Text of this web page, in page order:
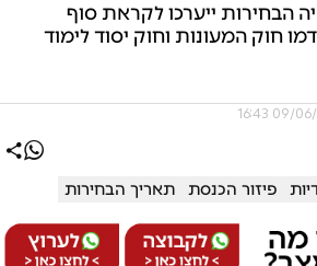
ייערכו לקראת סוף
חוק המעונות וחוק יסוד לימוד
פיזור הכנסת תאריך הבחירות